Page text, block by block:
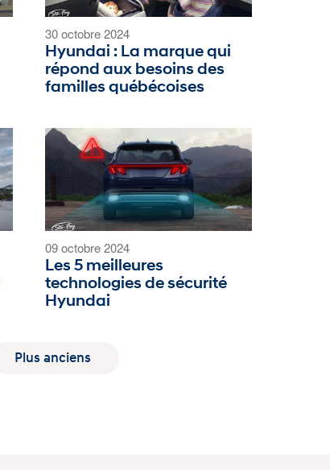
30 octobre 2024
Hyundai : La marque qui
répond aux besoins des
familles québécoises
09 octobre 2024
Les 5 meilleures
technologies de sécurité
Hyundai
Plus anciens